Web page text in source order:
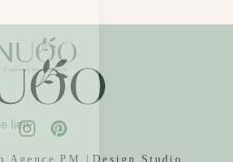
Agence PM | Design Studio
!
pendant votre
la suite, cliquez sur le lien
le pied de page.